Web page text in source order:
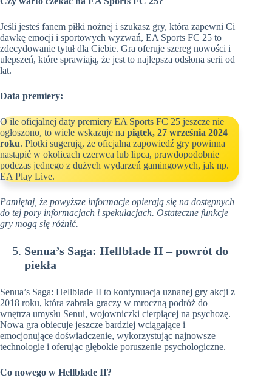
Jeśli jesteś fanem piłki nożnej i szukasz gry, która zapewni Ci
dawkę emocji i sportowych wyzwań, EA Sports FC 25 to
zdecydowanie tytuł dla Ciebie. Gra oferuje szereg nowości i
ulepszeń, które sprawiają, że jest to najlepsza odsłona serii od
lat.
Data premiery:
O ile oficjalnej daty premiery EA Sports FC 25 jeszcze nie
ogłoszono, to wiele wskazuje na piątek, 27 września 2024
roku. Plotki sugerują, że oficjalna zapowiedź gry powinna
nastąpić w okolicach czerwca lub lipca, prawdopodobnie
podczas jednego z dużych wydarzeń gamingowych, jak np.
EA Play Live.
Pamiętaj, że powyższe informacje opierają się na dostępnych
do tej pory informacjach i spekulacjach. Ostateczne funkcje
gry mogą się różnić.
Senua’s Saga: Hellblade II – powrót do
piekła
Senua’s Saga: Hellblade II to kontynuacja uznanej gry akcji z
2018 roku, która zabrała graczy w mroczną podróż do
wnętrza umysłu Senui, wojowniczki cierpiącej na psychozę.
Nowa gra obiecuje jeszcze bardziej wciągające i
emocjonujące doświadczenie, wykorzystując najnowsze
technologie i oferując głębokie poruszenie psychologiczne.
Co nowego w Hellblade II?